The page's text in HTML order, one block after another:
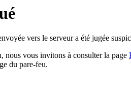
vers le serveur a été jugée
nous vous invitons à consulter la page
du pare-feu.